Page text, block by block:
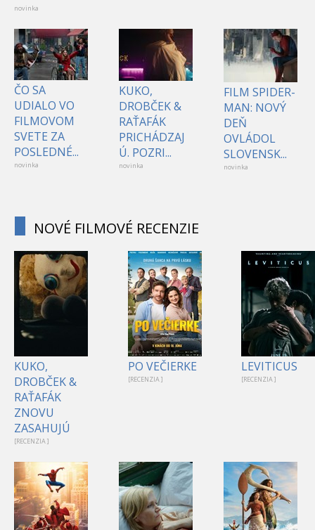
novinka
ČO SA
UDIALO VO
FILMOVOM
SVETE ZA
POSLEDNÉ...
novinka
KUKO,
DROBČEK &
RAŤAFÁK
PRICHÁDZAJ
Ú. POZRI...
novinka
FILM SPIDER-
MAN: NOVÝ
DEŇ
OVLÁDOL
SLOVENSK...
novinka
NOVÉ FILMOVÉ RECENZIE
KUKO,
DROBČEK &
RAŤAFÁK
ZNOVU
ZASAHUJÚ
[RECENZIA ]
PO VEČIERKE
[RECENZIA ]
LEVITICUS
[RECENZIA ]